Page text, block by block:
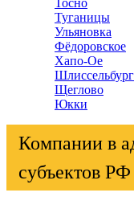
Тосно
Туганицы
Ульяновка
Фёдоровское
Хапо-Ое
Шлиссельбург
Щеглово
Юкки
Компании в
субъектов РФ